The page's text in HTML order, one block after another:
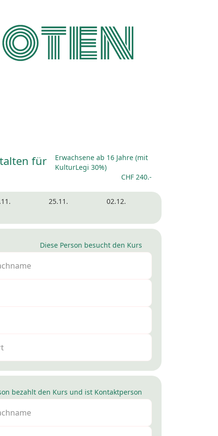
für
Erwachsene ab 16 Jahre (mit
KulturLegi 30%)
CHF 240.-
25.11.
02.12.
Diese Person besucht den Kurs
bezahlt den Kurs und ist Kontaktperson